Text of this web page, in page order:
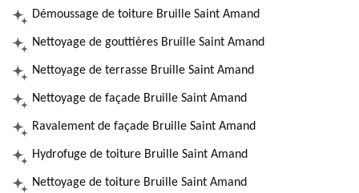
Démoussage de toiture Bruille Saint Amand
Nettoyage de gouttières Bruille Saint Amand
Nettoyage de terrasse Bruille Saint Amand
Nettoyage de façade Bruille Saint Amand
Ravalement de façade Bruille Saint Amand
Hydrofuge de toiture Bruille Saint Amand
Nettoyage de toiture Bruille Saint Amand